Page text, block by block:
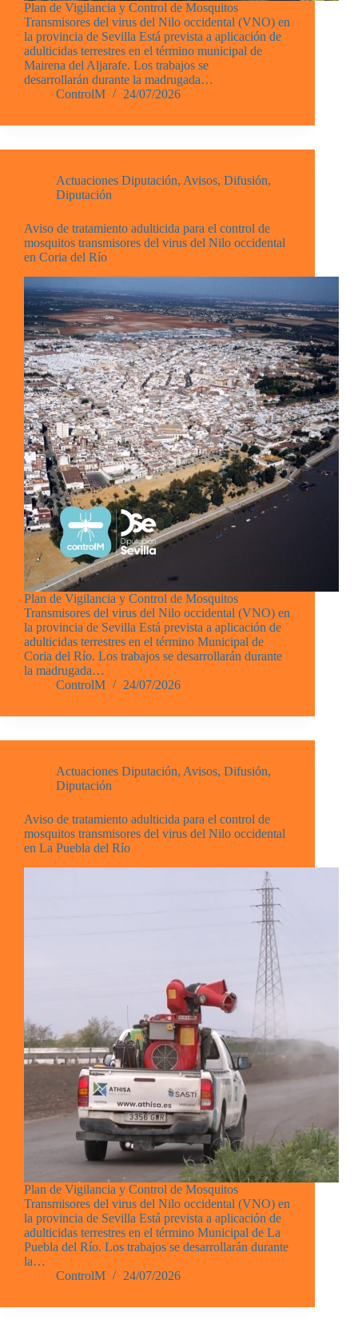
Plan de Vigilancia y Control de Mosquitos
Transmisores del virus del Nilo occidental (VNO) en
la provincia de Sevilla Está prevista a aplicación de
adulticidas terrestres en el término municipal de
Mairena del Aljarafe. Los trabajos se
desarrollarán durante la madrugada…
ControlM
24/07/2026
Actuaciones Diputación, Avisos, Difusión,
Diputación
Aviso de tratamiento adulticida para el control de
mosquitos transmisores del virus del Nilo occidental
en Coria del Río
Plan de Vigilancia y Control de Mosquitos
Transmisores del virus del Nilo occidental (VNO) en
la provincia de Sevilla Está prevista a aplicación de
adulticidas terrestres en el término Municipal de
Coria del Río. Los trabajos se desarrollarán durante
la madrugada…
ControlM
24/07/2026
Actuaciones Diputación, Avisos, Difusión,
Diputación
Aviso de tratamiento adulticida para el control de
mosquitos transmisores del virus del Nilo occidental
en La Puebla del Río
Plan de Vigilancia y Control de Mosquitos
Transmisores del virus del Nilo occidental (VNO) en
la provincia de Sevilla Está prevista a aplicación de
adulticidas terrestres en el término Municipal de La
Puebla del Río. Los trabajos se desarrollarán durante
la…
ControlM
24/07/2026